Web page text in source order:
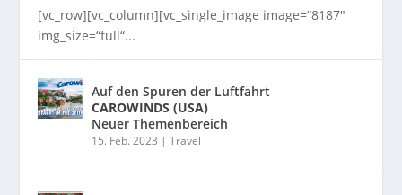
[vc_row][vc_column][vc_single_image image=“8187″
img_size=“full“...
Auf den Spuren der Luftfahrt
CAROWINDS (USA)
Neuer Themenbereich
15. Feb. 2023 |Travel